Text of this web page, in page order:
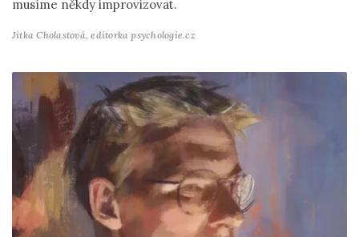
musíme někdy improvizovat.
Jitka Cholastová,editorka psychologie.cz